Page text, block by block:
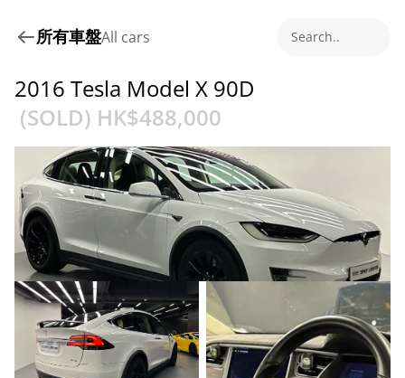
所有車盤All cars Search..
2016 Tesla Model X 90D
(SOLD) HK$488,000